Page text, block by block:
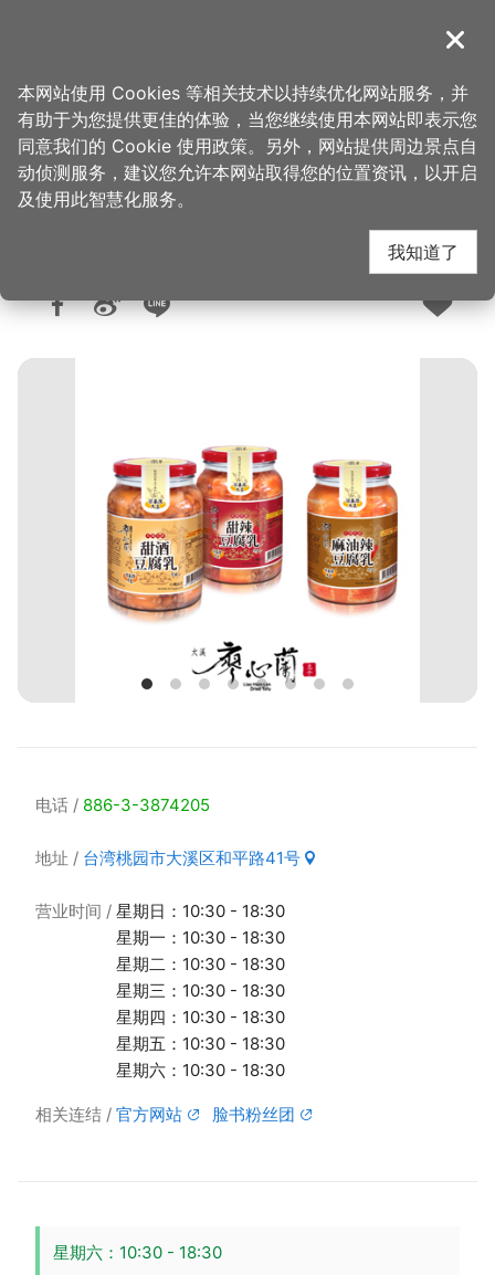
導覽
首页 > 想去的地方 > 美食、购物 > 美食快搜
廖心兰豆干店
人气：9647
电话 886-3-3874205
地址 台湾桃园市大溪区和平路41号
营业时间
星期日：10:30 - 18:30
星期一：10:30 - 18:30
星期二：10:30 - 18:30
星期三：10:30 - 18:30
星期四：10:30 - 18:30
星期五：10:30 - 18:30
星期六：10:30 - 18:30
相关连结 官方网站 脸书粉丝团
星期六：10:30 - 18:30
关闭
本网站使用 Cookies 等相关技术以持续优化网站服务，并
有助于为您提供更佳的体验，当您继续使用本网站即表示您
同意我们的 Cookie 使用政策。另外，网站提供周边景点自
动侦测服务，建议您允许本网站取得您的位置资讯，以开启
及使用此智慧化服务。
我知道了